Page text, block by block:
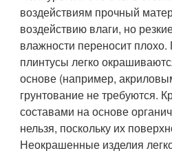
воздействиям прочный
воздействию влаги, но
влажности переносит
плинтусы легко
основе (например,
грунтование не требуются.
составами на основе
нельзя, поскольку их
Неокрашенные изделия